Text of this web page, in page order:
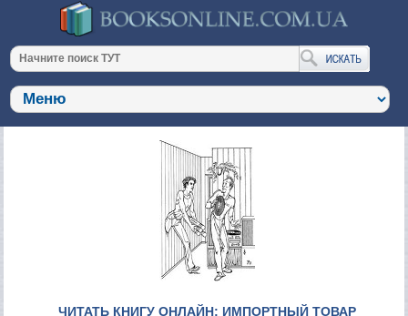
ЧИТАТЬ КНИГУ ОНЛАЙН: ИМПОРТНЫЙ ТОВАР